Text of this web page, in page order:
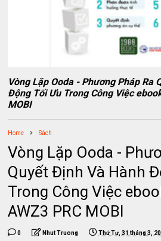
Vòng Lặp Ooda - Phương Pháp Ra
Động Tối Ưu Trong Công Việc
MOBI
Home Sách
Vòng Lặp Ooda -
Quyết Định Và Hành
Trong Công Việc
AWZ3 PRC MOBI
0 Nhut Truong Thứ Tư, 31 tháng 3,